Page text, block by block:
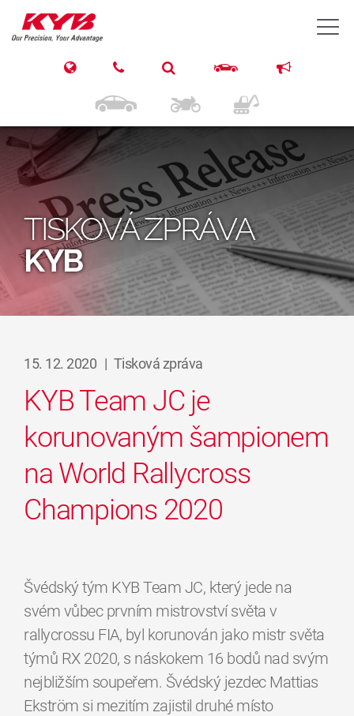
TISKOVÁ ZPRÁVA
KYB
15. 12. 2020 | Tisková zpráva
KYB Team JC je
korunovaným šampionem
na World Rallycross
Champions 2020
Švédský tým KYB Team JC, který jede na
svém vůbec prvním mistrovství světa v
rallycrossu FIA, byl korunován jako mistr světa
týmů RX 2020, s náskokem 16 bodů nad svým
nejbližším soupeřem. Švédský jezdec Mattias
Ekström si mezitím zajistil druhé místo